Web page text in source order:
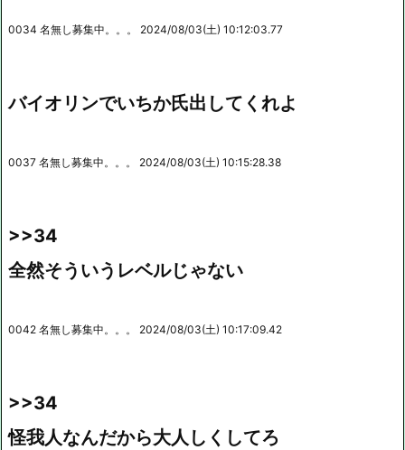
0034 名無し募集中。。。 2024/08/03(土) 10:12:03.77
バイオリンでいちか氏出してくれよ
0037 名無し募集中。。。 2024/08/03(土) 10:15:28.38
>>34
全然そういうレベルじゃない
0042 名無し募集中。。。 2024/08/03(土) 10:17:09.42
>>34
怪我人なんだから大人しくしてろ